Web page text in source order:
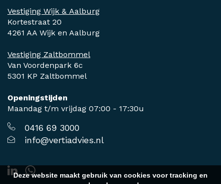
Vestiging Wijk & Aalburg
Kortestraat 20
4261 AA Wijk en Aalburg
Vestiging Zaltbommel
Van Voordenpark 6c
5301 KP Zaltbommel
Openingstijden
Maandag t/m vrijdag 07:00 - 17:30u
0416 69 3000
info@vertiadvies.nl
Deze website maakt gebruik van cookies voor tracking en